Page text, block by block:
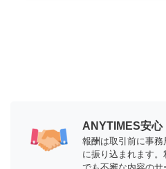
ANYTIMES安心
報酬は取引前に事
に振り込まれます